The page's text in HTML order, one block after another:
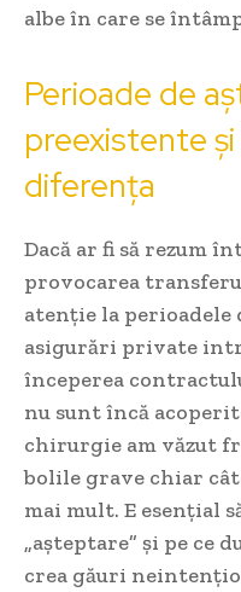
albe în care se
Perioade de
preexistente
diferența
Dacă ar fi să rezum
provocarea
atenție la perioadele
asigurări private
începerea
nu sunt încă
chirurgie am văzut
bolile grave chiar
mai mult. E esențial
„așteptare” și pe ce
crea găuri